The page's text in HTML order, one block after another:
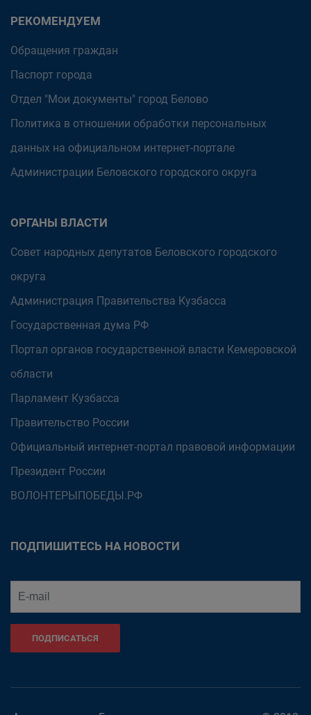
РЕКОМЕНДУЕМ
Обращения граждан
Паспорт города
Отдел "Мои документы" город Белово
Политика в отношении обработки персональных
данных на официальном интернет-портале
Администрации Беловского городского округа
ОРГАНЫ ВЛАСТИ
Совет народных депутатов Беловского городского
округа
Администрация Правительства Кузбасса
Государственная дума РФ
Портал органов государственной власти Кемеровской
области
Парламент Кузбасса
Правительство России
Официальный интернет-портал правовой информации
Президент России
ВОЛОНТЕРЫПОБЕДЫ.РФ
ПОДПИШИТЕСЬ НА НОВОСТИ
ПОДПИСАТЬСЯ